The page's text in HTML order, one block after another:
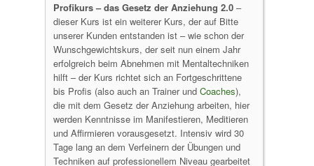
Profikurs – das Gesetz der Anziehung 2.0 –
dieser Kurs ist ein weiterer Kurs, der auf Bitte
unserer Kunden entstanden ist – wie schon der
Wunschgewichtskurs, der seit nun einem Jahr
erfolgreich beim Abnehmen mit Mentaltechniken
hilft – der Kurs richtet sich an Fortgeschrittene
bis Profis (also auch an Trainer und Coaches),
die mit dem Gesetz der Anziehung arbeiten, hier
werden Kenntnisse im Manifestieren, Meditieren
und Affirmieren vorausgesetzt. Intensiv wird 30
Tage lang an dem Verfeinern der Übungen und
Techniken auf professionellem Niveau gearbeitet